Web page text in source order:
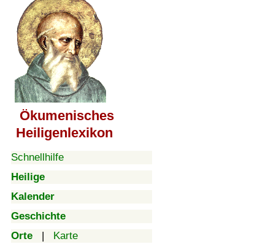
Ökumenisches
Heiligenlexikon
Schnellhilfe
Heilige
Kalender
Geschichte
Orte | Karte